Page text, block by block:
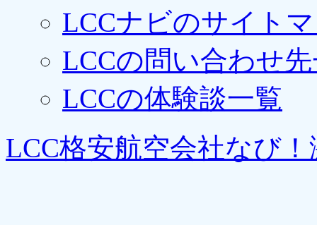
LCCナビのサイト
LCCの問い合わせ
LCCの体験談一覧
LCC格安航空会社なび